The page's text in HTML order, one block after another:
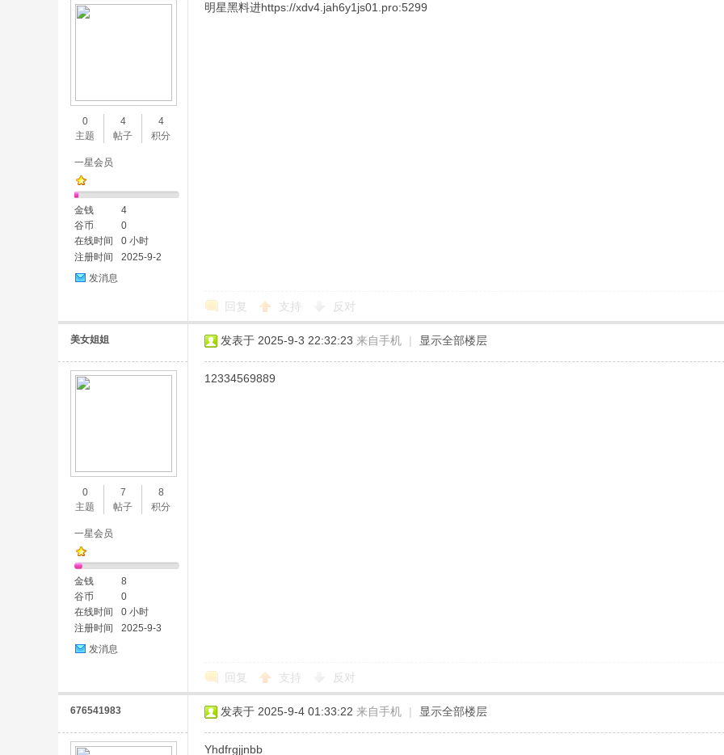
0
主题
4
帖子
4
积分
一星会员
金钱
4
谷币
0
在线时间
0 小时
注册时间
2025-9-2
发消息
明星黑料进https://xdv4.jah6y1js01.pro:5299
回复 支持 反对
美女姐姐
0
主题
7
帖子
8
积分
一星会员
金钱
8
谷币
0
在线时间
0 小时
注册时间
2025-9-3
发消息
发表于 2025-9-3 22:32:23 来自手机 | 显示全部楼层
12334569889
回复 支持 反对
676541983 发表于 2025-9-4 01:33:22 来自手机 | 显示全部楼层
Yhdfrgjjnbb